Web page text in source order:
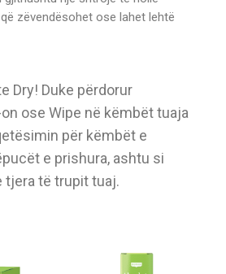
zëvendësohet ose lahet lehtë
Dry! Duke përdorur
ose Wipe në këmbët tuaja
për këmbët e
e prishura, ashtu si
tjera të trupit tuaj.